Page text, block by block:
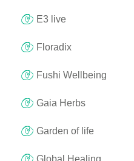
E3 live
Floradix
Fushi Wellbeing
Gaia Herbs
Garden of life
Global Healing